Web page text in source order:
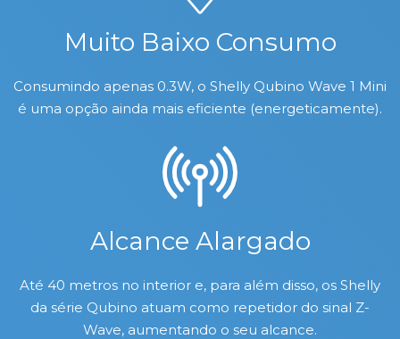
Muito Baixo Consumo
Consumindo apenas 0.3W, o Shelly Qubino Wave 1 Mini
é uma opção ainda mais eficiente (energeticamente).
Alcance Alargado
Até 40 metros no interior e, para além disso, os Shelly
da série Qubino atuam como repetidor do sinal Z-
Wave, aumentando o seu alcance.